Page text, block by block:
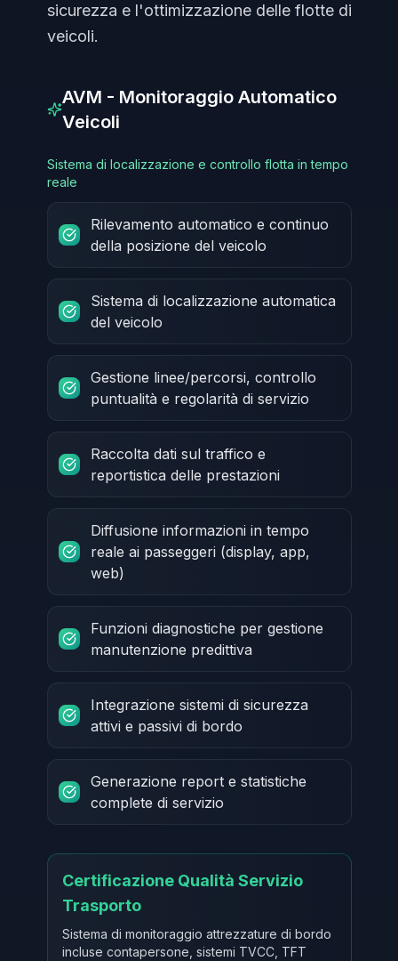
sicurezza e l'ottimizzazione delle flotte di
veicoli.
AVM - Monitoraggio Automatico
Veicoli
Sistema di localizzazione e controllo flotta in tempo
reale
Rilevamento automatico e continuo
della posizione del veicolo
Sistema di localizzazione automatica
del veicolo
Gestione linee/percorsi, controllo
puntualità e regolarità di servizio
Raccolta dati sul traffico e
reportistica delle prestazioni
Diffusione informazioni in tempo
reale ai passeggeri (display, app,
web)
Funzioni diagnostiche per gestione
manutenzione predittiva
Integrazione sistemi di sicurezza
attivi e passivi di bordo
Generazione report e statistiche
complete di servizio
Certificazione Qualità Servizio
Trasporto
Sistema di monitoraggio attrezzature di bordo
incluse contapersone, sistemi TVCC, TFT